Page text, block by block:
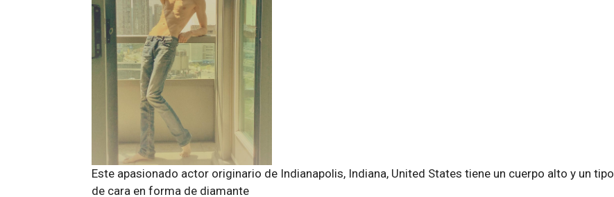
Este apasionado actor originario de Indianapolis, Indiana, United States tiene un cuerpo alto y un tipo
de cara en forma de diamante